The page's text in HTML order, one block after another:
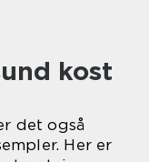
kost
det også
Her er